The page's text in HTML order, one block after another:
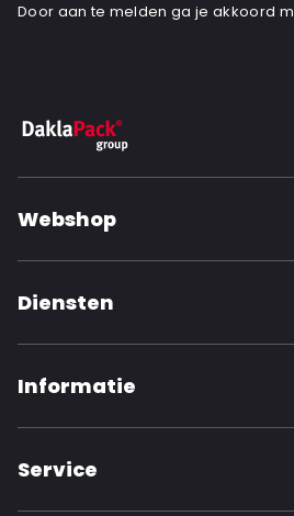
Door aan te melden ga je akkoord
Webshop
Diensten
Informatie
Service